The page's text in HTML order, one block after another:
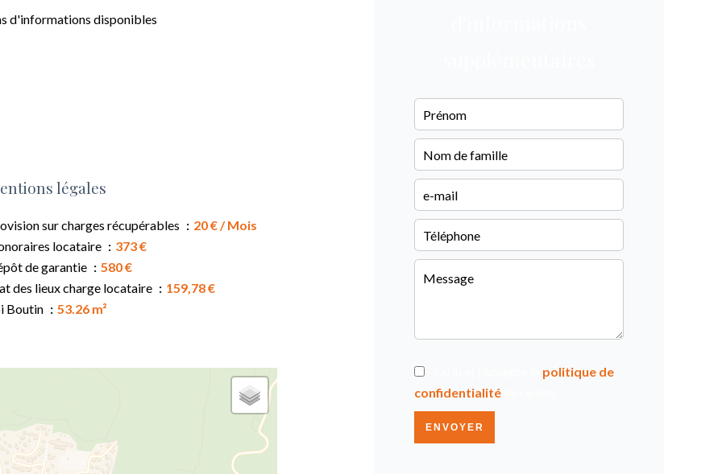
d'informations disponibles
légales
sur charges récupérables
20 € / Mois
locataire
373 €
de garantie
580 €
des lieux charge locataire
159,78 €
Boutin
53.26 m²
politique de
confidentialité
ENVOYER